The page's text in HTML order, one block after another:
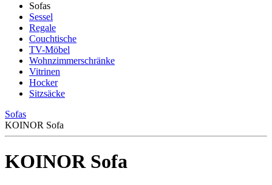
Sofas
Sessel
Regale
Couchtische
TV-Möbel
Wohnzimmerschränke
Vitrinen
Hocker
Sitzsäcke
Sofas
KOINOR Sofa
KOINOR Sofa